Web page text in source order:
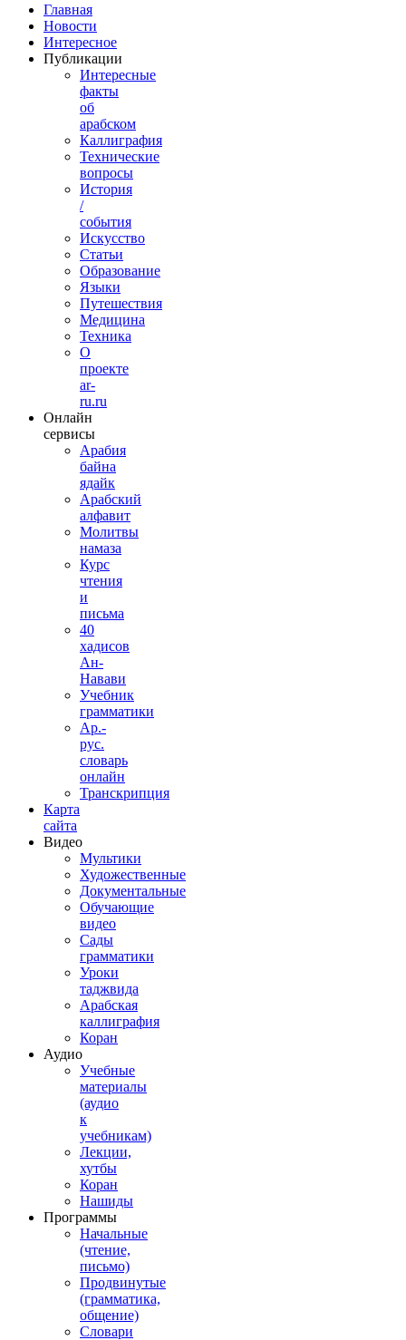
Главная
Новости
Интересное
Публикации
Интересные
факты
об
арабском
Каллиграфия
Технические
вопросы
История
/
события
Искусство
Статьи
Образование
Языки
Путешествия
Медицина
Техника
О
проекте
ar-
ru.ru
Онлайн
сервисы
Арабия
байна
ядайк
Арабский
алфавит
Молитвы
намаза
Курс
чтения
и
письма
40
хадисов
Ан-
Навави
Учебник
грамматики
Ар.-
рус.
словарь
онлайн
Транскрипция
Карта
сайта
Видео
Мультики
Художественные
Документальные
Обучающие
видео
Сады
грамматики
Уроки
таджвида
Арабская
каллиграфия
Коран
Аудио
Учебные
материалы
(аудио
к
учебникам)
Лекции,
хутбы
Коран
Нашиды
Программы
Начальные
(чтение,
письмо)
Продвинутые
(грамматика,
общение)
Словари